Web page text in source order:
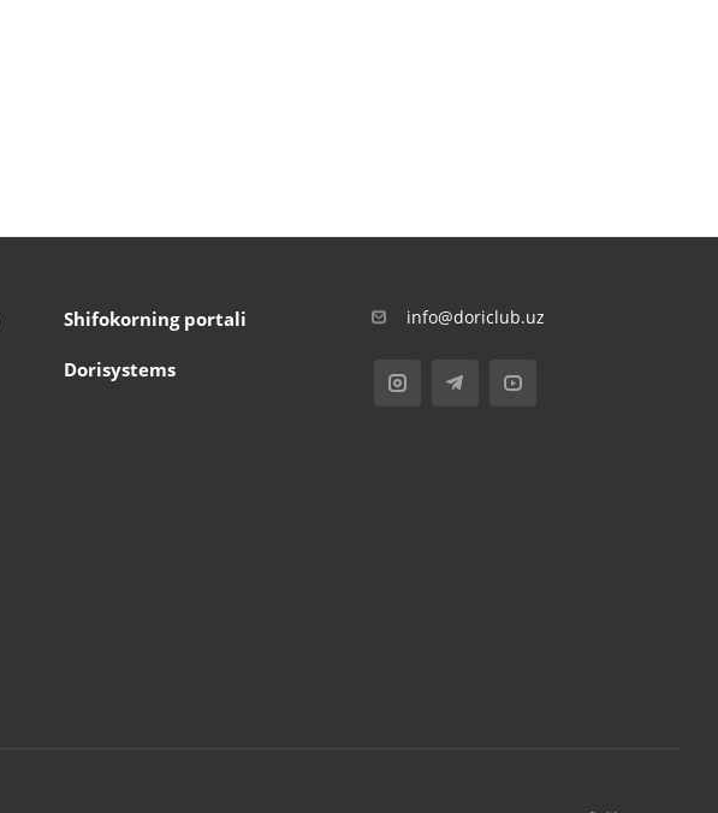
Shifokorning portali
Dorisystems
info@doriclub.uz